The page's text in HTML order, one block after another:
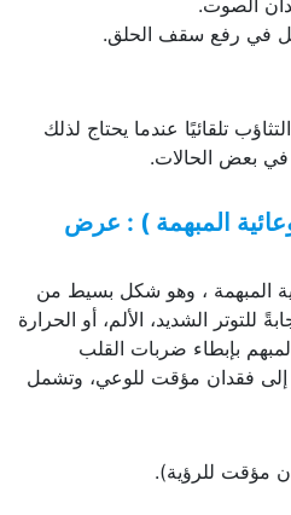
الصوت.
في رفع سقف الحلق.
تلقائيًا عندما يحتاج لذلك
بعض الحالات.
المبهمة ) : عرض
المبهمة ، وهو شكل بسيط من
للتوتر الشديد، الألم، أو الحرارة
بإبطاء ضربات القلب
فقدان مؤقت للوعي، وتشمل
مؤقت للرؤية).